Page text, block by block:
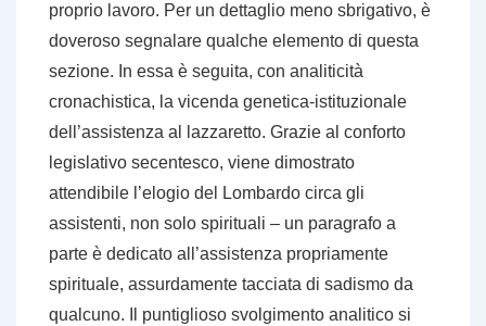
proprio lavoro. Per un dettaglio meno sbrigativo, è
doveroso segnalare qualche elemento di questa
sezione. In essa è seguita, con analiticità
cronachistica, la vicenda genetica-istituzionale
dell’assistenza al lazzaretto. Grazie al conforto
legislativo secentesco, viene dimostrato
attendibile l’elogio del Lombardo circa gli
assistenti, non solo spirituali – un paragrafo a
parte è dedicato all’assistenza propriamente
spirituale, assurdamente tacciata di sadismo da
qualcuno. Il puntiglioso svolgimento analitico si